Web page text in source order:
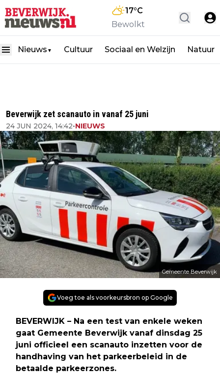
17°C
Bewolkt
Nieuws ▼ Cultuur Sociaal en Welzijn Natuur
Beverwijk zet scanauto in vanaf 25 juni
24 JUN 2024, 14:42•NIEUWS
Gemeente Beverwijk
Voeg toe als voorkeursbron op Google
BEVERWIJK – Na een test van enkele weken
gaat Gemeente Beverwijk vanaf dinsdag 25
juni officieel een scanauto inzetten voor de
handhaving van het parkeerbeleid in de
betaalde parkeerzones.